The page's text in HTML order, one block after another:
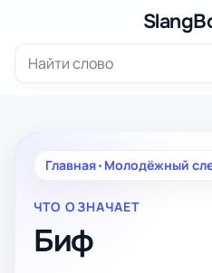
содержимому
Поиск:
Главная• Молодёжный
ЧТО ОЗНАЧАЕТ
Биф